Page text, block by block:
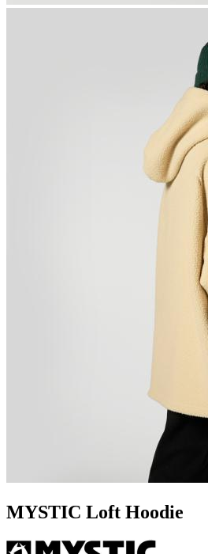
MYSTIC Loft Hoodie